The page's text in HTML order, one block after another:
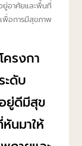
อาศัยและพื้นที่
พื่อการมีสุขภาพ
ครงกา
ะดับ
ยู่ดีมีสุข
นมาให้